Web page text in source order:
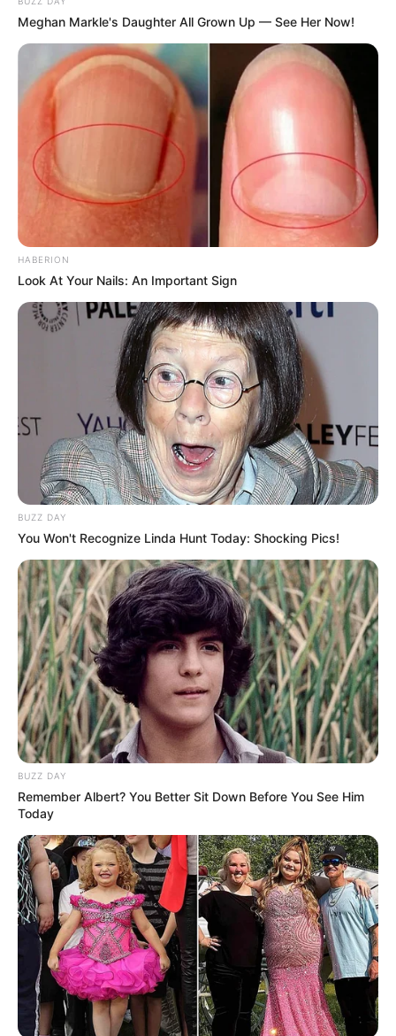
eCycle
Meghan Markle's Daughter All Grown Up — See Her Now!
HABERION
Look At Your Nails: An Important Sign
BUZZ DAY
You Won't Recognize Linda Hunt Today: Shocking Pics!
BUZZ DAY
Remember Albert? You Better Sit Down Before You See Him
Today